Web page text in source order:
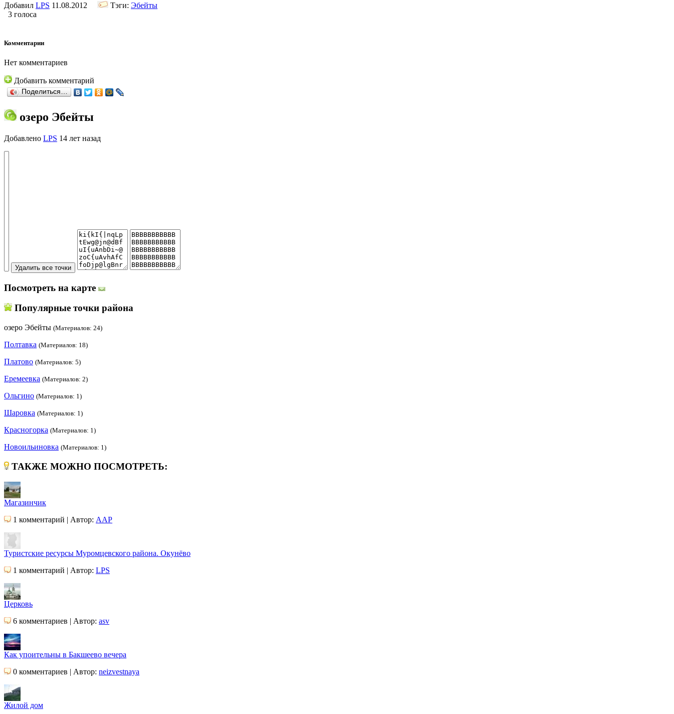
Добавил LPS 11.08.2012 Тэги: Эбейты
3 голоса
Комментарии
Нет комментариев
Добавить комментарий
Поделиться…
озеро Эбейты
Добавлено LPS 14 лет назад
Посмотреть на карте
Популярные точки района
озеро Эбейты (Материалов: 24)
Полтавка (Материалов: 18)
Платово (Материалов: 5)
Еремеевка (Материалов: 2)
Ольгино (Материалов: 1)
Шаровка (Материалов: 1)
Красногорка (Материалов: 1)
Новоильиновка (Материалов: 1)
ТАКЖЕ МОЖНО ПОСМОТРЕТЬ:
Магазинчик
1 комментарий | Автор: AAP
Туристские ресурсы Муромцевского района. Окунёво
1 комментарий | Автор: LPS
Церковь
6 комментариев | Автор: asv
Как упоительны в Бакшеево вечера
0 комментариев | Автор: neizvestnaya
Жилой дом